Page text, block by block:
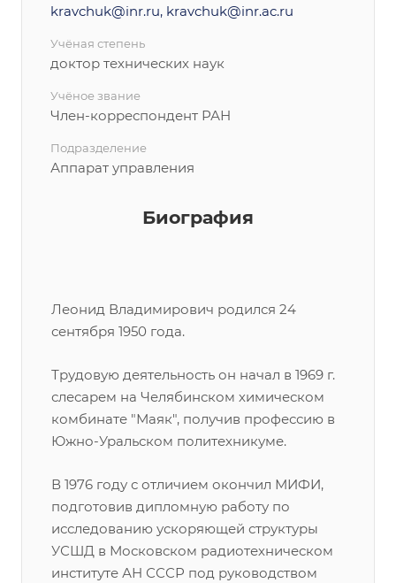
kravchuk@inr.ru, kravchuk@inr.ac.ru
Учёная степень
доктор технических наук
Учёное звание
Член-корреспондент РАН
Подразделение
Аппарат управления
Биография
Леонид Владимирович родился 24
сентября 1950 года.
Трудовую деятельность он начал в 1969 г.
слесарем на Челябинском химическом
комбинате "Маяк", получив профессию в
Южно-Уральском политехникуме.
В 1976 году с отличием окончил МИФИ,
подготовив дипломную работу по
исследованию ускоряющей структуры
УСШД в Московском радиотехническом
институте АН СССР под руководством